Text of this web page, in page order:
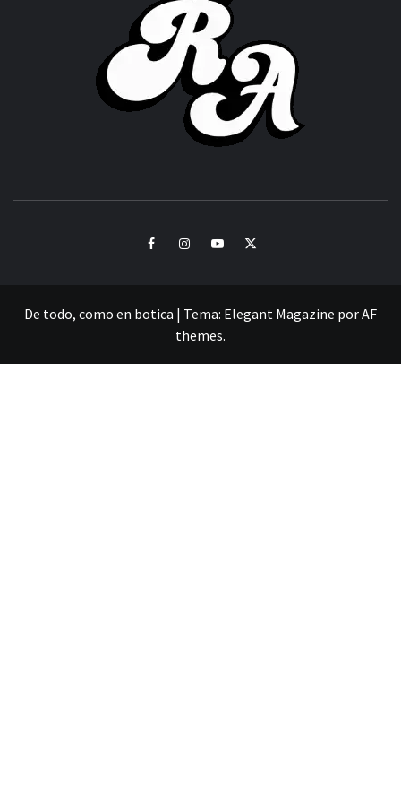
FacebookInstagramYoutubeTwitter
De todo, como en botica | Tema: Elegant Magazine porAF
themes.